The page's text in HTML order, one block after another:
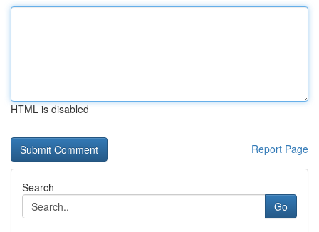
HTML is disabled
Report Page
Search
Go